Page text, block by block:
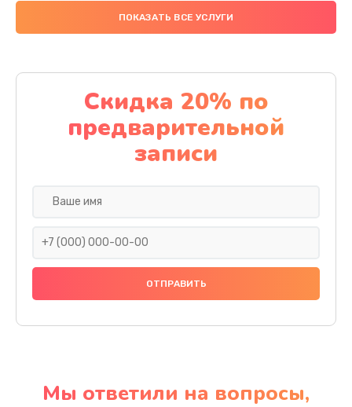
ПОКАЗАТЬ ВСЕ УСЛУГИ
Скидка 20% по
предварительной
записи
Мы ответили на вопросы,